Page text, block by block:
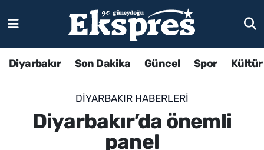
Diyarbakır Son Dakika Güncel Spor
DIYARBAKIR HABERLERI
Diyarbakır’da önemli
panel